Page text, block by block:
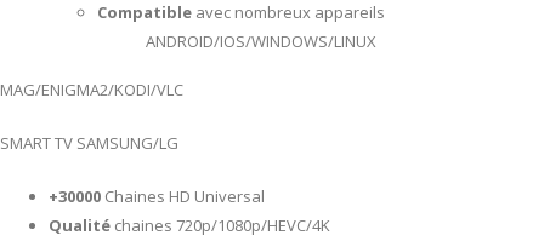
Compatible avec nombreux appareils
ANDROID/IOS/WINDOWS/LINUX
MAG/ENIGMA2/KODI/VLC
SMART TV SAMSUNG/LG
+30000 Chaines HD Universal
Qualité chaines 720p/1080p/HEVC/4K